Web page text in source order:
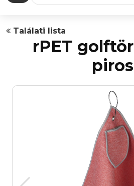
Találati lista
rPET
piros